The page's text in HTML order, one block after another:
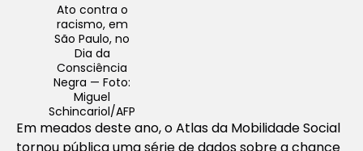
Ato contra o
racismo, em
São Paulo, no
Dia da
Consciência
Negra — Foto:
Miguel
Schincariol/AFP
Em meados deste ano, o Atlas da Mobilidade Social
tornou pública uma série de dados sobre a chance